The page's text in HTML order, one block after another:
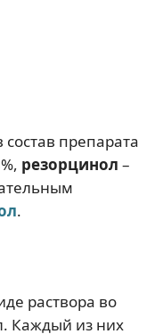
препарата
резорцинол –
.
раствора во
Каждый из них